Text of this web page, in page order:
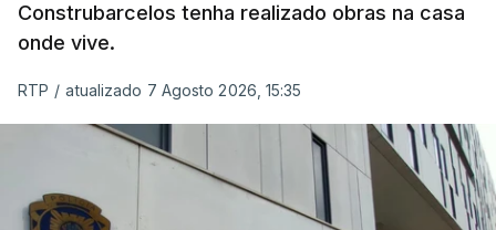
Construbarcelos tenha realizado obras na casa
onde vive.
RTP / atualizado 7 Agosto 2026, 15:35